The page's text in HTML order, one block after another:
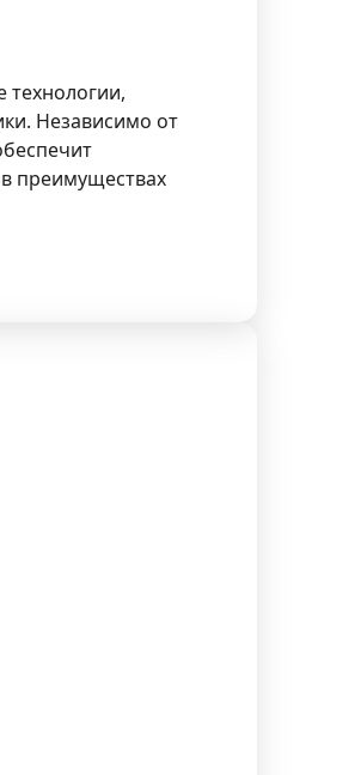
технологии,
Независимо от
преимуществах